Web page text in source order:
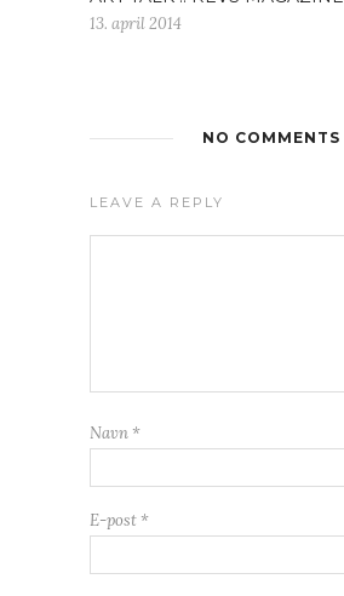
13. april 2014
NO COMMENTS
LEAVE A REPLY
Navn *
E-post *